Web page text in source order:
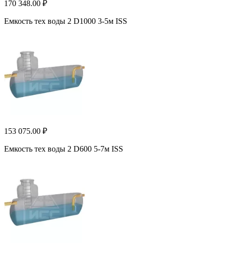
170 348.00 ₽
Емкость тех воды 2 D1000 3-5м ISS
153 075.00 ₽
Емкость тех воды 2 D600 5-7м ISS